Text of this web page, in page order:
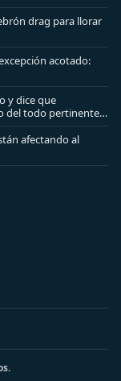
drag para llorar
acotado:
y dice que
del todo pertinente
afectando al